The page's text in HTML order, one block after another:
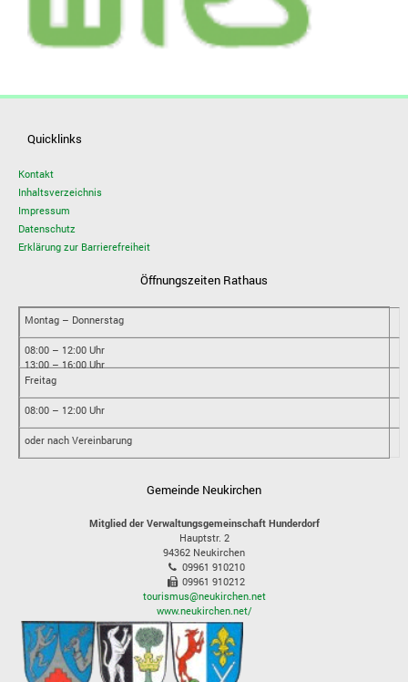
Quicklinks
Kontakt
Inhaltsverzeichnis
Impressum
Datenschutz
Erklärung zur Barrierefreiheit
Öffnungszeiten Rathaus
Montag – Donnerstag
08:00 – 12:00 Uhr
13:00 – 16:00 Uhr
Freitag
08:00 – 12:00 Uhr
oder nach Vereinbarung
Gemeinde Neukirchen
Mitglied der Verwaltungsgemeinschaft Hunderdorf
Hauptstr. 2
94362 Neukirchen
09961 910210
09961 910212
tourismus@neukirchen.net
www.neukirchen.net/